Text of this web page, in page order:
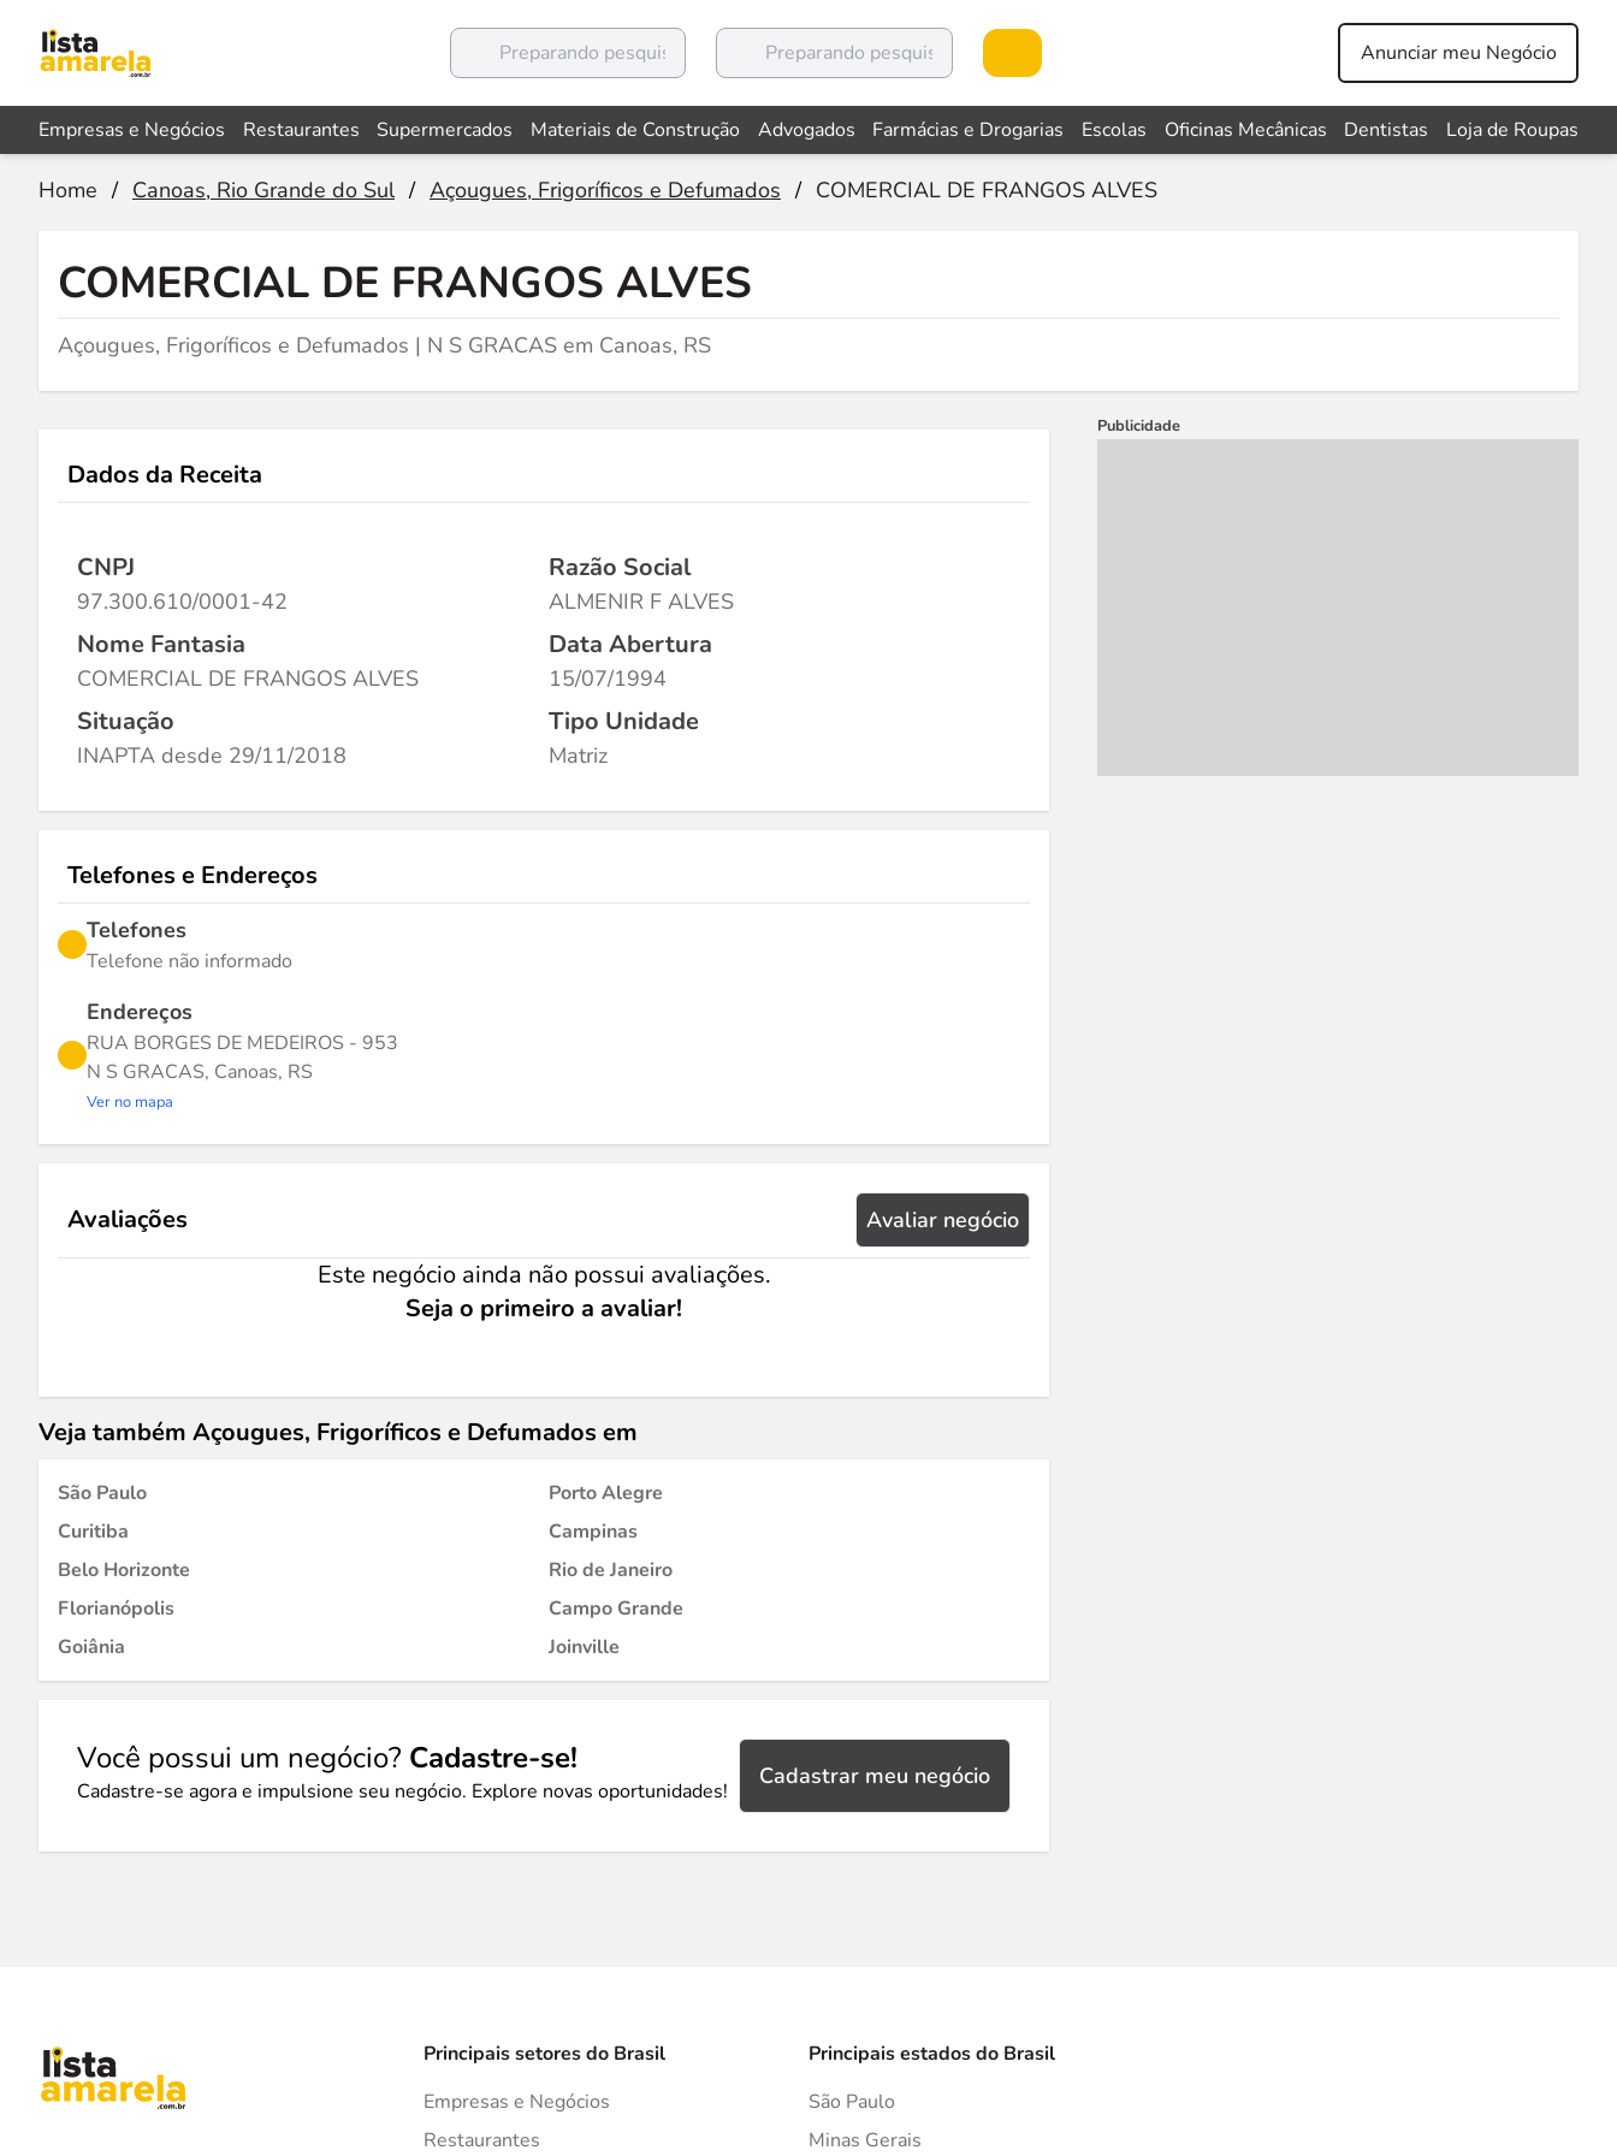
Anunciar meu Negócio
Empresas e Negócios Restaurantes Supermercados Materiais de Construção Advogados Farmácias e Drogarias Escolas Oficinas Mecânicas Dentistas Loja de Roupas
Home / Canoas, Rio Grande do Sul / Açougues, Frigoríficos e Defumados / COMERCIAL DE FRANGOS ALVES
COMERCIAL DE FRANGOS ALVES
Açougues, Frigoríficos e Defumados | N S GRACAS em Canoas, RS
Dados da Receita
CNPJ
97.300.610/0001-42
Razão Social
ALMENIR F ALVES
Nome Fantasia
COMERCIAL DE FRANGOS ALVES
Data Abertura
15/07/1994
Situação
INAPTA desde 29/11/2018
Tipo Unidade
Matriz
Telefones e Endereços
Telefones
Telefone não informado
Endereços
RUA BORGES DE MEDEIROS - 953
N S GRACAS, Canoas, RS
Ver no mapa
Avaliações Avaliar negócio
Este negócio ainda não possui avaliações.
Seja o primeiro a avaliar!
Veja também Açougues, Frigoríficos e Defumados em
São Paulo
Porto Alegre
Curitiba
Campinas
Belo Horizonte
Rio de Janeiro
Florianópolis
Campo Grande
Goiânia
Joinville
Você possui um negócio? Cadastre-se!
Cadastre-se agora e impulsione seu negócio. Explore novas oportunidades!
Cadastrar meu negócio
Publicidade
Principais setores do Brasil
Empresas e Negócios
Restaurantes
Principais estados do Brasil
São Paulo
Minas Gerais